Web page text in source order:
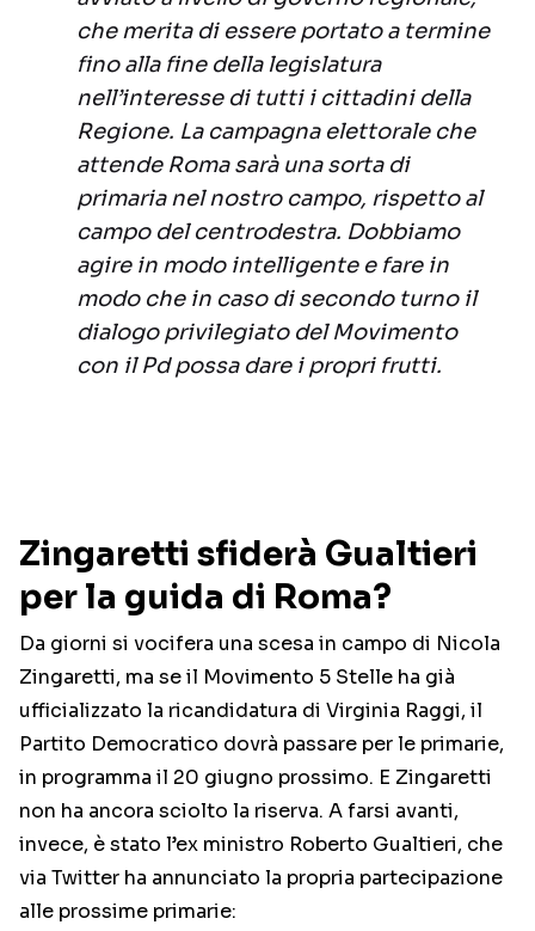
che merita di essere portato a termine
fino alla fine della legislatura
nell’interesse di tutti i cittadini della
Regione. La campagna elettorale che
attende Roma sarà una sorta di
primaria nel nostro campo, rispetto al
campo del centrodestra. Dobbiamo
agire in modo intelligente e fare in
modo che in caso di secondo turno il
dialogo privilegiato del Movimento
con il Pd possa dare i propri frutti.
Zingaretti sfiderà Gualtieri
per la guida di Roma?
Da giorni si vocifera una scesa in campo di Nicola
Zingaretti, ma se il Movimento 5 Stelle ha già
ufficializzato la ricandidatura di Virginia Raggi, il
Partito Democratico dovrà passare per le primarie,
in programma il 20 giugno prossimo. E Zingaretti
non ha ancora sciolto la riserva. A farsi avanti,
invece, è stato l’ex ministro Roberto Gualtieri, che
via Twitter ha annunciato la propria partecipazione
alle prossime primarie: